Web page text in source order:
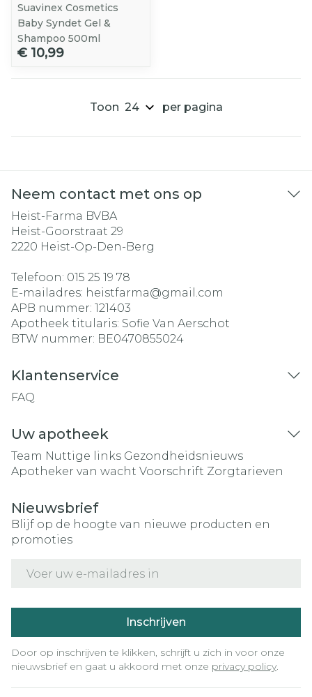
Suavinex Cosmetics
Baby Syndet Gel &
Shampoo 500ml
€ 10,99
Toon per pagina
Neem contact met ons op
Heist-Farma BVBA
Heist-Goorstraat 29
2220 Heist-Op-Den-Berg
Telefoon: 015 25 19 78
E-mailadres: heistfarma@gmail.com
APB nummer: 121403
Apotheek titularis: Sofie Van Aerschot
BTW nummer: BE0470855024
Klantenservice
FAQ
Uw apotheek
Team Nuttige links Gezondheidsnieuws
Apotheker van wacht Voorschrift Zorgtarieven
Nieuwsbrief
Blijf op de hoogte van nieuwe producten en
promoties
Inschrijven
Door op inschrijven te klikken, schrijft u zich in voor onze
nieuwsbrief en gaat u akkoord met onze privacy policy.